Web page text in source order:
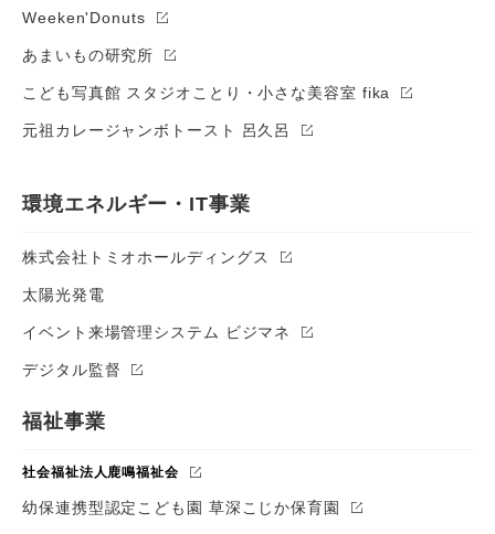
Weeken'Donuts
あまいもの研究所
こども写真館 スタジオことり・小さな美容室 fika
元祖カレージャンボトースト 呂久呂
環境エネルギー・IT事業
株式会社トミオホールディングス
太陽光発電
イベント来場管理システム ビジマネ
デジタル監督
福祉事業
社会福祉法人鹿鳴福祉会
幼保連携型認定こども園 草深こじか保育園